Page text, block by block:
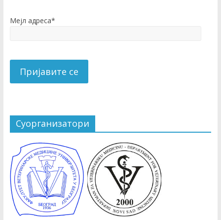
Мејл адреса*
Суорганизатори